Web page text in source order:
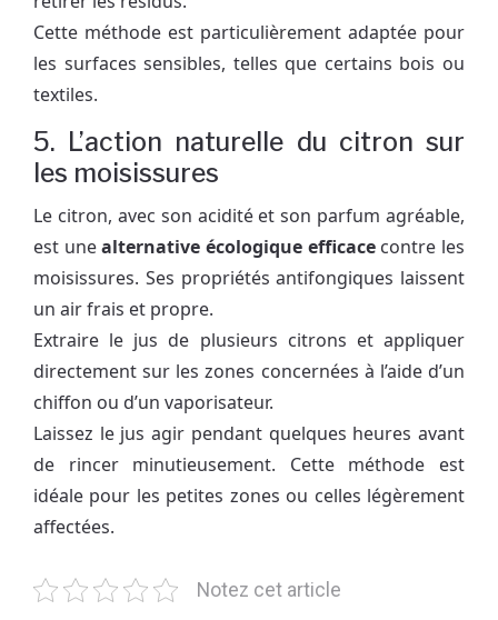
Cette méthode est particulièrement adaptée pour
les surfaces sensibles, telles que certains bois ou
textiles.
5. L’action naturelle du citron sur
les moisissures
Le citron, avec son acidité et son parfum agréable,
est unealternative écologique efficacecontre les
moisissures. Ses propriétés antifongiques laissent
un air frais et propre.
Extraire le jus de plusieurs citrons et appliquer
directement sur les zones concernées à l’aide d’un
chiffon ou d’un vaporisateur.
Laissez le jus agir pendant quelques heures avant
de rincer minutieusement. Cette méthode est
idéale pour les petites zones ou celles légèrement
affectées.
Notez cet article